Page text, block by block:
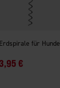
Erdspirale für Hunde
€